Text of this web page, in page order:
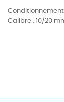
Conditionnement
Calibre : 10/20